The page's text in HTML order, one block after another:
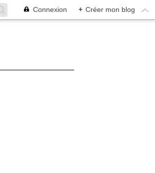
Connexion + Créer mon blog